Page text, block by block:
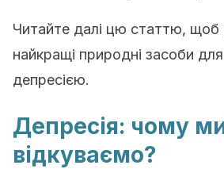
Читайте далі цю статтю, щоб
найкращі природні засоби
депресією.
Депресія: чому ми
відкуваємо?